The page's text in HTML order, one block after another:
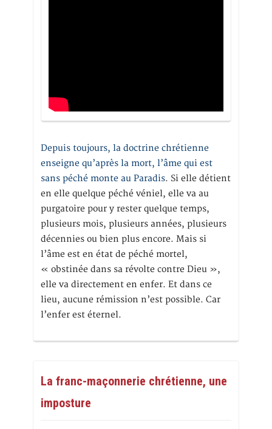
Depuis toujours, la doctrine chrétienne
enseigne qu’après la mort, l’âme qui est
sans péché monte au Paradis. Si elle détient
en elle quelque péché véniel, elle va au
purgatoire pour y rester quelque temps,
plusieurs mois, plusieurs années, plusieurs
décennies ou bien plus encore. Mais si
l’âme est en état de péché mortel,
« obstinée dans sa révolte contre Dieu »,
elle va directement en enfer. Et dans ce
lieu, aucune rémission n’est possible. Car
l’enfer est éternel.
La franc-maçonnerie chrétienne, une
imposture